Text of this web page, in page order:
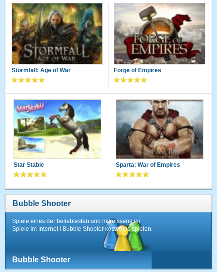
Stormfall: Age of War Forge of Empires
Star Stable Sparta: War of Empires
Bubble Shooter
Spiele eines der beliebtesten und mitreissensten
Spiele im Internet ! Bubble Shooter kostenlos spielen.
Bubble Shooter